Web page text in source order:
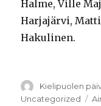
Halme, Ville
Harjajärvi,
Hakulinen.
Kirjoittaja
Kielipuolen
Uncategorized